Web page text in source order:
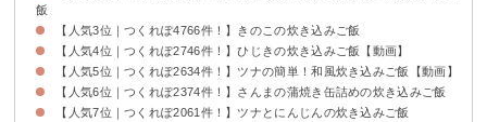
飯
【人気3位｜つくれぽ4766件！】きのこの炊き込みご飯
【人気4位｜つくれぽ2746件！】ひじきの炊き込みご飯【動画】
【人気5位｜つくれぽ2634件！】ツナの簡単！和風炊き込みご飯【動画】
【人気6位｜つくれぽ2374件！】さんまの蒲焼き缶詰めの炊き込みご飯
【人気7位｜つくれぽ2061件！】ツナとにんじんの炊き込みご飯